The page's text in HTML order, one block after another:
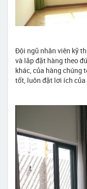
Đội ngũ nhân viên kỹ
và lắp đặt hàng theo
khác, của hàng chúng
tốt, luôn đặt lơi ích của